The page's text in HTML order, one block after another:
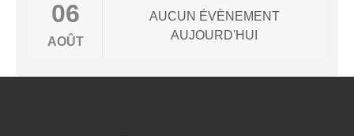
06
AOÛT
AUCUN ÉVÈNEMENT
AUJOURD'HUI